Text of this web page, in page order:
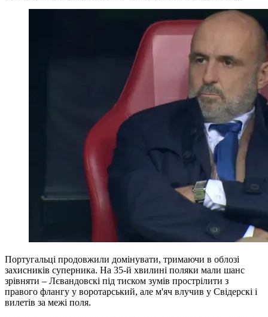
Португальці продовжили домінувати, тримаючи в облозі
захисників суперника. На 35-й хвилині поляки мали шанс
зрівняти – Лєвандовскі під тиском зумів прострілити з
правого флангу у воротарський, але м'яч влучив у Свідерскі і
вилетів за межі поля.